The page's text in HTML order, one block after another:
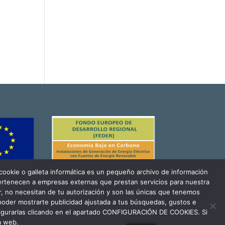
o galleta informática es un pequeño archivo de información
a empresas externas que prestan servicios para nuestra
necesitan de tu autorización y son las únicas que tenemos
mostrarte publicidad ajustada a tus búsquedas, gustos e
clicando en el apartado CONFIGURACIÓN DE COOKIES. Si
web.